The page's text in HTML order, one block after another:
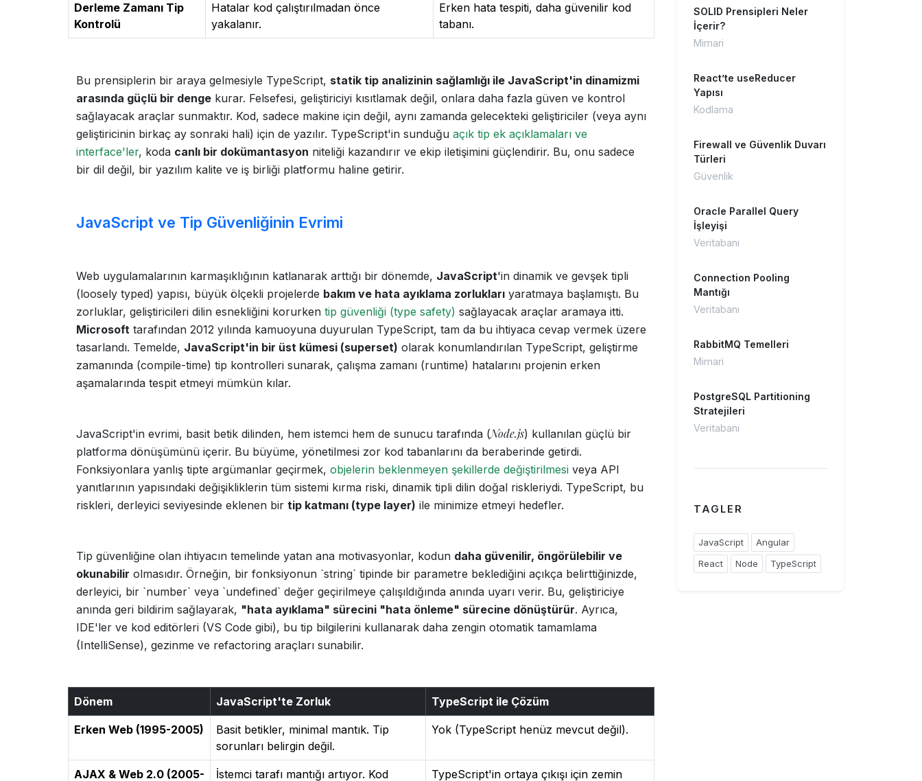
Derleme Zamanı Tip
Kontrolü
Hatalar kod çalıştırılmadan önce
yakalanır.
Erken hata tespiti, daha güvenilir kod
tabanı.
Bu prensiplerin bir araya gelmesiyle TypeScript, statik tip analizinin sağlamlığı ile JavaScript'in dinamizmi
arasında güçlü bir denge kurar. Felsefesi, geliştiriciyi kısıtlamak değil, onlara daha fazla güven ve kontrol
sağlayacak araçlar sunmaktır. Kod, sadece makine için değil, aynı zamanda gelecekteki geliştiriciler (veya aynı
geliştiricinin birkaç ay sonraki hali) için de yazılır. TypeScript'in sunduğu açık tip ek açıklamaları ve
interface'ler, koda canlı bir dokümantasyon niteliği kazandırır ve ekip iletişimini güçlendirir. Bu, onu sadece
bir dil değil, bir yazılım kalite ve iş birliği platformu haline getirir.
JavaScript ve Tip Güvenliğinin Evrimi
Web uygulamalarının karmaşıklığının katlanarak arttığı bir dönemde, JavaScript'in dinamik ve gevşek tipli
(loosely typed) yapısı, büyük ölçekli projelerde bakım ve hata ayıklama zorlukları yaratmaya başlamıştı. Bu
zorluklar, geliştiricileri dilin esnekliğini korurken tip güvenliği (type safety) sağlayacak araçlar aramaya itti.
Microsoft tarafından 2012 yılında kamuoyuna duyurulan TypeScript, tam da bu ihtiyaca cevap vermek üzere
tasarlandı. Temelde, JavaScript'in bir üst kümesi (superset) olarak konumlandırılan TypeScript, geliştirme
zamanında (compile-time) tip kontrolleri sunarak, çalışma zamanı (runtime) hatalarını projenin erken
aşamalarında tespit etmeyi mümkün kılar.
JavaScript'in evrimi, basit betik dilinden, hem istemci hem de sunucu tarafında (Node.js) kullanılan güçlü bir
platforma dönüşümünü içerir. Bu büyüme, yönetilmesi zor kod tabanlarını da beraberinde getirdi.
Fonksiyonlara yanlış tipte argümanlar geçirmek, objelerin beklenmeyen şekillerde değiştirilmesi veya API
yanıtlarının yapısındaki değişikliklerin tüm sistemi kırma riski, dinamik tipli dilin doğal riskleriydi. TypeScript, bu
riskleri, derleyici seviyesinde eklenen bir tip katmanı (type layer) ile minimize etmeyi hedefler.
Tip güvenliğine olan ihtiyacın temelinde yatan ana motivasyonlar, kodun daha güvenilir, öngörülebilir ve
okunabilir olmasıdır. Örneğin, bir fonksiyonun `string` tipinde bir parametre beklediğini açıkça belirttiğinizde,
derleyici, bir `number` veya `undefined` değer geçirilmeye çalışıldığında anında uyarı verir. Bu, geliştiriciye
anında geri bildirim sağlayarak, "hata ayıklama" sürecini "hata önleme" sürecine dönüştürür. Ayrıca,
IDE'ler ve kod editörleri (VS Code gibi), bu tip bilgilerini kullanarak daha zengin otomatik tamamlama
(IntelliSense), gezinme ve refactoring araçları sunabilir.
Dönem JavaScript'te Zorluk TypeScript ile Çözüm
Erken Web (1995-2005)
Basit betikler, minimal mantık. Tip
sorunları belirgin değil.
Yok (TypeScript henüz mevcut değil).
AJAX & Web 2.0 (2005- İstemci tarafı mantığı artıyor. Kod TypeScript'in ortaya çıkışı için zemin
SOLID Prensipleri Neler
İçerir?
Mimari
React’te useReducer
Yapısı
Kodlama
Firewall ve Güvenlik Duvarı
Türleri
Güvenlik
Oracle Parallel Query
İşleyişi
Veritabanı
Connection Pooling
Mantığı
Veritabanı
RabbitMQ Temelleri
Mimari
PostgreSQL Partitioning
Stratejileri
Veritabanı
TAGLER
JavaScript
Angular
React
Node TypeScript